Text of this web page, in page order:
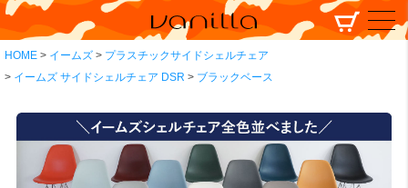
HOME イームズ
プラスチックサイドシェルチェア
イームズ サイドシェルチェア DSR
ブラックベース